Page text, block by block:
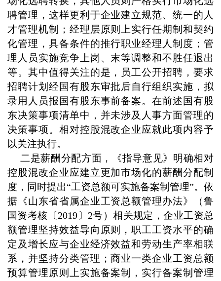
聘管理，这样更利于企业建立规范、统一的人
才管理机制；经理层原则上实行任期制和契约
化管理，具备条件的推行职业经理人制度；管
理人员实施竞争上岗、末等调整和不胜任退出
等。其中值得关注的是，员工公开招聘，要求
招聘计划经国有股东审批后自行组织实施，拟
录用人员报国有股东事前备案。在前述国有股
东决策事项清单中，并未涉及人事方面管理的
决策事项。相对控股混改企业应就此项内容予
以关注执行。
二是薪酬分配方面，《指导意见》明确相对
控股混改企业应建立更加市场化的薪酬分配制
度，同时提出“工资总额可实施备案制管理”。依
据《山东省省属企业工资总额管理办法》（鲁
国资考核〔2019〕2号）相关规定，企业工资总
额管理坚持效益导向原则，职工工资水平的确
定及增长应与企业经济效益和劳动生产率相联
系，并坚持分类管理；商业一类企业工资总额
预算管理原则上实施备案制，实行备案制管理